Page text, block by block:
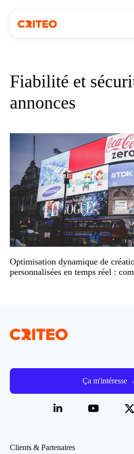
Fiabilité et
annonces
Optimisation dynamique de
personnalisées en temps réel :
Ça m'intéresse
Clients & Partenaires